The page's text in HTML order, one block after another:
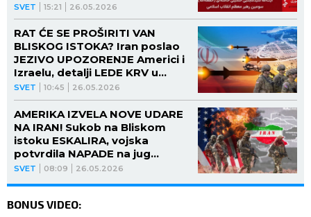
SVET 15:21 26.05.2026
SVET 10:45 26.05.2026
RAT ĆE SE PROŠIRITI VAN
BLISKOG ISTOKA? Iran poslao
JEZIVO UPOZORENJE Americi i
Izraelu, detalji LEDE KRV u
ŽILAMA!
SVET 08:09 26.05.2026
AMERIKA IZVELA NOVE UDARЕ
NA IRAN! Sukob na Bliskom
istoku ESKALIRA, vojska
potvrdila NAPADE na jug
zemlje! (FOTO)
BONUS VIDEO: